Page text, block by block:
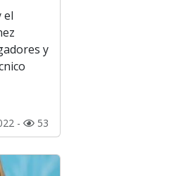
el
y
- 53